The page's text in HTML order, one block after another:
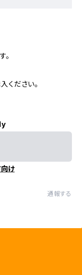
。
ください。
け
通報する